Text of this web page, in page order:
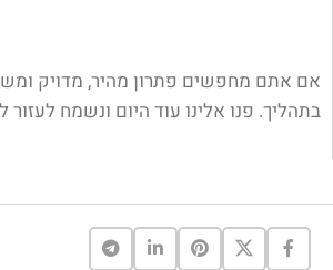
אם אתם מחפשים פתרון מהיר, מדויק
בתהליך. פנו אלינו עוד היום ונשמח